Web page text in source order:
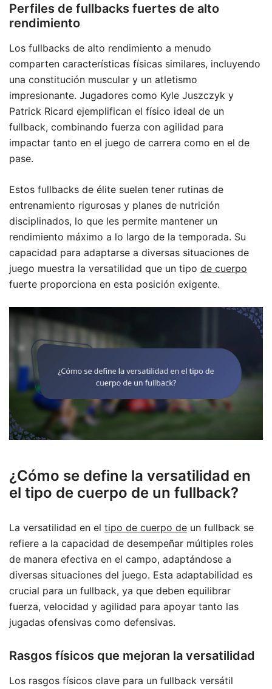
Perfiles de fullbacks fuertes de alto
rendimiento
Los fullbacks de alto rendimiento a menudo
comparten características físicas similares, incluyendo
una constitución muscular y un atletismo
impresionante. Jugadores como Kyle Juszczyk y
Patrick Ricard ejemplifican el físico ideal de un
fullback, combinando fuerza con agilidad para
impactar tanto en el juego de carrera como en el de
pase.
Estos fullbacks de élite suelen tener rutinas de
entrenamiento rigurosas y planes de nutrición
disciplinados, lo que les permite mantener un
rendimiento máximo a lo largo de la temporada. Su
capacidad para adaptarse a diversas situaciones de
juego muestra la versatilidad que un tipo de cuerpo
fuerte proporciona en esta posición exigente.
¿Cómo se define la versatilidad en
el tipo de cuerpo de un fullback?
La versatilidad en el tipo de cuerpo de un fullback se
refiere a la capacidad de desempeñar múltiples roles
de manera efectiva en el campo, adaptándose a
diversas situaciones del juego. Esta adaptabilidad es
crucial para un fullback, ya que deben equilibrar
fuerza, velocidad y agilidad para apoyar tanto las
jugadas ofensivas como defensivas.
Rasgos físicos que mejoran la versatilidad
Los rasgos físicos clave para un fullback versátil